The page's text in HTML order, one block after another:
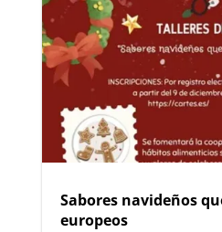
Sabores navideños
europeos